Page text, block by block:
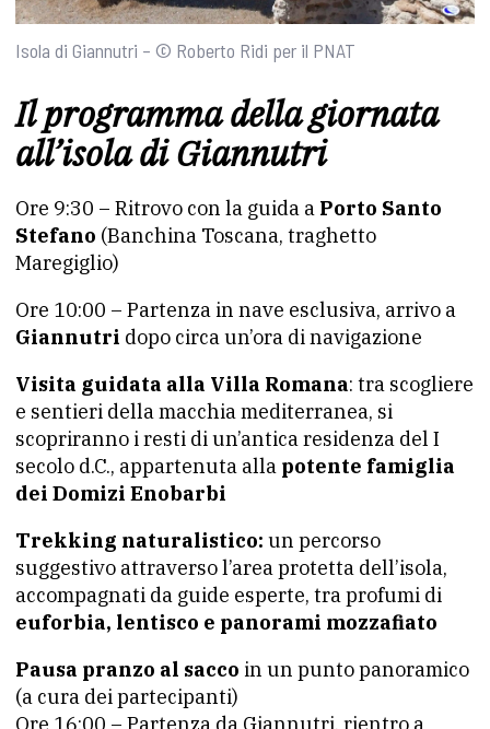
Isola di Giannutri – © Roberto Ridi per il PNAT
Il programma della giornata
all’isola di Giannutri
Ore 9:30 – Ritrovo con la guida a Porto Santo
Stefano (Banchina Toscana, traghetto
Maregiglio)
Ore 10:00 – Partenza in nave esclusiva, arrivo a
Giannutri dopo circa un’ora di navigazione
Visita guidata alla Villa Romana: tra scogliere
e sentieri della macchia mediterranea, si
scopriranno i resti di un’antica residenza del I
secolo d.C., appartenuta alla potente famiglia
dei Domizi Enobarbi
Trekking naturalistico: un percorso
suggestivo attraverso l’area protetta dell’isola,
accompagnati da guide esperte, tra profumi di
euforbia, lentisco e panorami mozzafiato
Pausa pranzo al sacco in un punto panoramico
(a cura dei partecipanti)